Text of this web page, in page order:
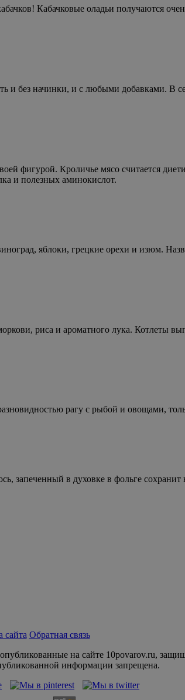
Кабачковые оладьи получаются
без начинки, и с любыми добавками. В
фигурой. Кроличье мясо считается
и полезных аминокислот.
яблоки, грецкие орехи и изюм.
риса и ароматного лука. Котлеты
рагу с рыбой и овощами,
запеченный в духовке в фольге сохранит
сайта Обратная связь
на сайте 10povarov.ru,
информации запрещена.